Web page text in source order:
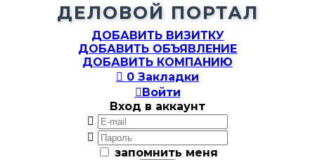
ДЕЛОВОЙ ПОРТАЛ
ДОБАВИТЬ ВИЗИТКУ
ДОБАВИТЬ ОБЪЯВЛЕНИЕ
ДОБАВИТЬ КОМПАНИЮ
 0 Закладки
Войти
Вход в аккаунт


запомнить меня